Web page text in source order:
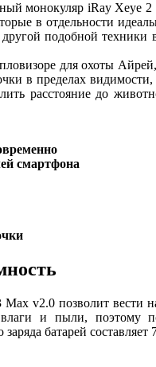
монокуляр iRay Xeye
в отдельности
подобной техники
для охоты
в пределах
расстояние до
смартфона
v2.0 позволит вести
и пыли, поэтому
батарей составляет